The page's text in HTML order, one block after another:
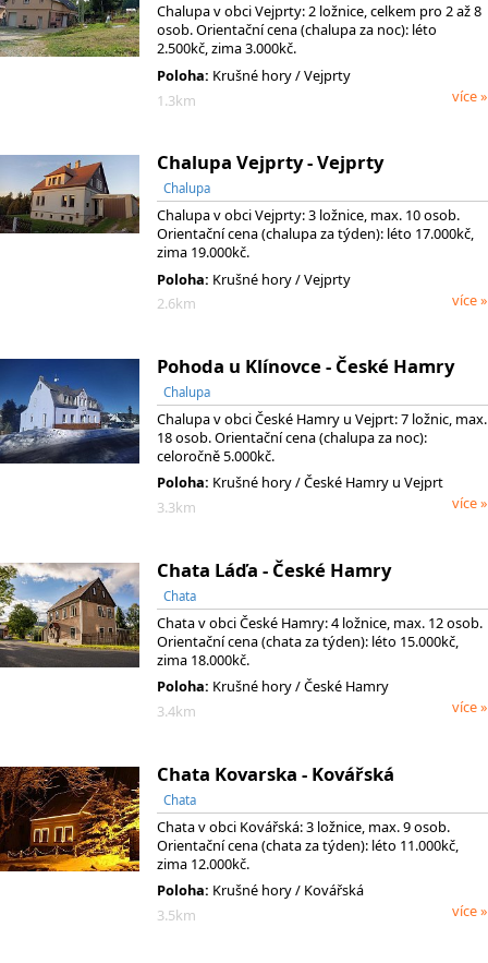
Chalupa v obci Vejprty: 2 ložnice, celkem pro 2 až 8
osob. Orientační cena (chalupa za noc): léto
2.500kč, zima 3.000kč.
Poloha: Krušné hory / Vejprty
1.3km
více »
Chalupa Vejprty - Vejprty
Chalupa
Chalupa v obci Vejprty: 3 ložnice, max. 10 osob.
Orientační cena (chalupa za týden): léto 17.000kč,
zima 19.000kč.
Poloha: Krušné hory / Vejprty
2.6km
více »
Pohoda u Klínovce - České Hamry
Chalupa
Chalupa v obci České Hamry u Vejprt: 7 ložnic, max.
18 osob. Orientační cena (chalupa za noc):
celoročně 5.000kč.
Poloha: Krušné hory / České Hamry u Vejprt
3.3km
více »
Chata Láďa - České Hamry
Chata
Chata v obci České Hamry: 4 ložnice, max. 12 osob.
Orientační cena (chata za týden): léto 15.000kč,
zima 18.000kč.
Poloha: Krušné hory / České Hamry
3.4km
více »
Chata Kovarska - Kovářská
Chata
Chata v obci Kovářská: 3 ložnice, max. 9 osob.
Orientační cena (chata za týden): léto 11.000kč,
zima 12.000kč.
Poloha: Krušné hory / Kovářská
3.5km
více »